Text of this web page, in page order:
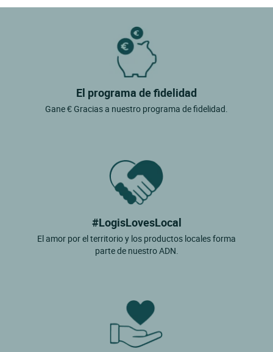
El programa de fidelidad
Gane € Gracias a nuestro programa de fidelidad.
#LogisLovesLocal
El amor por el territorio y los productos locales forma
parte de nuestro ADN.